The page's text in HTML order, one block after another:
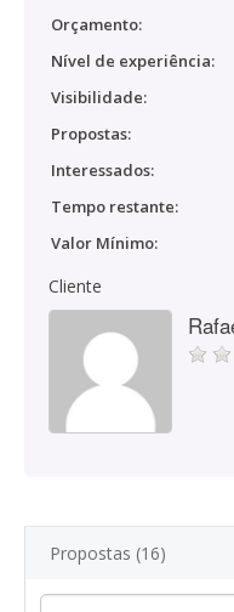
Orçamento:
Nível de experiência:
Visibilidade:
Propostas:
Interessados:
Tempo restante:
Valor Mínimo:
Cliente
Propostas (16)